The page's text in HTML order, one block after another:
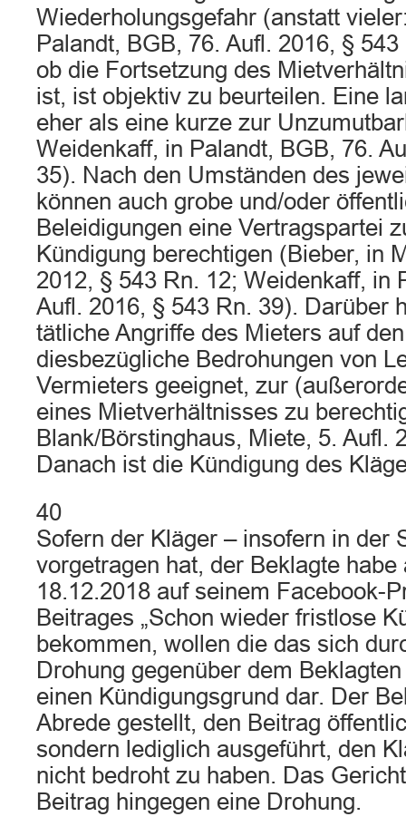
Wiederholungsgefahr (anstatt
Palandt, BGB, 76. Aufl. 2016, §
ob die Fortsetzung des
ist, ist objektiv zu beurteilen. Eine
eher als eine kurze zur
Weidenkaff, in Palandt, BGB, 76.
35). Nach den Umständen des
können auch grobe und/oder
Beleidigungen eine Vertragspartei
Kündigung berechtigen (Bieber, in
2012, § 543 Rn. 12; Weidenkaff, in
Aufl. 2016, § 543 Rn. 39). Darüber
tätliche Angriffe des Mieters auf
diesbezügliche Bedrohungen von
Vermieters geeignet, zur
eines Mietverhältnisses zu
Blank/Börstinghaus, Miete, 5. Aufl.
Danach ist die Kündigung des
40
Sofern der Kläger – insofern in der
vorgetragen hat, der Beklagte habe
18.12.2018 auf seinem Facebook-
Beitrages „Schon wieder fristlose
bekommen, wollen die das sich
Drohung gegenüber dem
einen Kündigungsgrund dar. Der
Abrede gestellt, den Beitrag
sondern lediglich ausgeführt, den
nicht bedroht zu haben. Das
Beitrag hingegen eine Drohung.